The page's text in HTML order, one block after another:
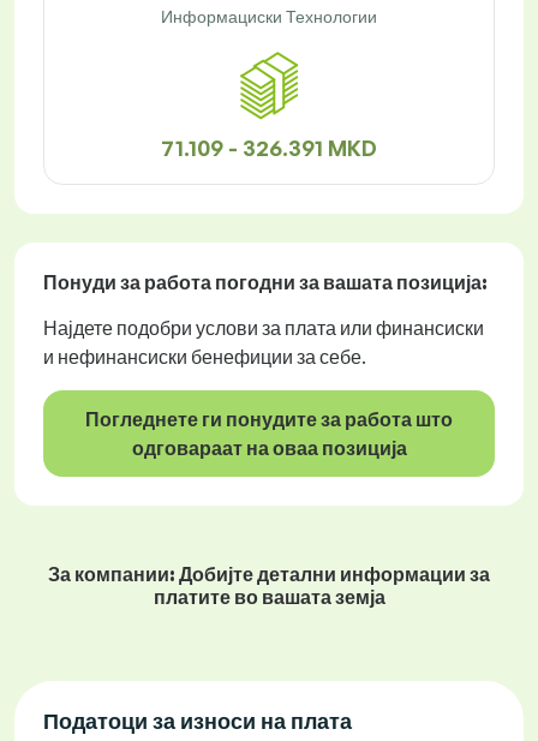
Информациски Технологии
71.109 - 326.391 MKD
Понуди за работа погодни за вашата позиција:
Најдете подобри услови за плата или финансиски
и нефинансиски бенефиции за себе.
Погледнете ги понудите за работа што
одговараат на оваа позиција
За компании: Добијте детални информации за
платите во вашата земја
Податоци за износи на плата